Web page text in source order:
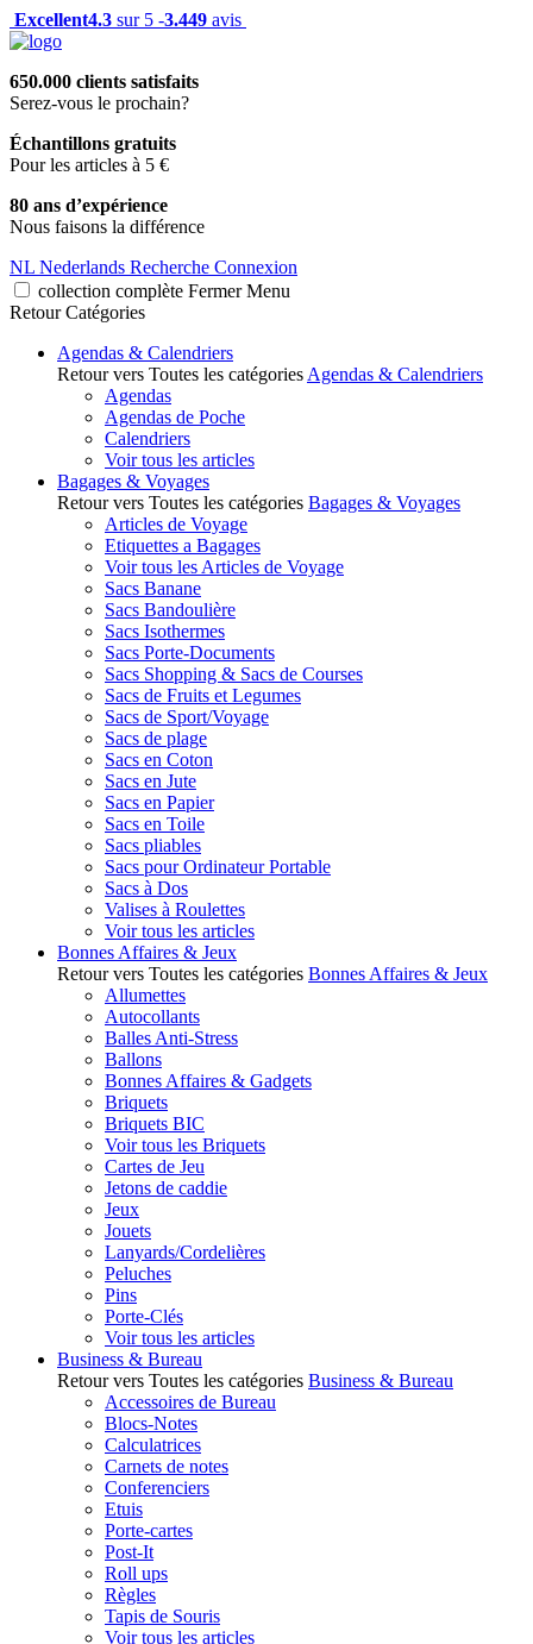
Excellent4.3 sur 5 -3.449 avis
650.000 clients satisfaits
Serez-vous le prochain?
Échantillons gratuits
Pour les articles à 5 €
80 ans d’expérience
Nous faisons la différence
NL Nederlands Recherche Connexion
collection complète Fermer Menu
Retour Catégories
Agendas & Calendriers
Retour vers Toutes les catégories Agendas & Calendriers
Agendas
Agendas de Poche
Calendriers
Voir tous les articles
Bagages & Voyages
Retour vers Toutes les catégories Bagages & Voyages
Articles de Voyage
Etiquettes a Bagages
Voir tous les Articles de Voyage
Sacs Banane
Sacs Bandoulière
Sacs Isothermes
Sacs Porte-Documents
Sacs Shopping & Sacs de Courses
Sacs de Fruits et Legumes
Sacs de Sport/Voyage
Sacs de plage
Sacs en Coton
Sacs en Jute
Sacs en Papier
Sacs en Toile
Sacs pliables
Sacs pour Ordinateur Portable
Sacs à Dos
Valises à Roulettes
Voir tous les articles
Bonnes Affaires & Jeux
Retour vers Toutes les catégories Bonnes Affaires & Jeux
Allumettes
Autocollants
Balles Anti-Stress
Ballons
Bonnes Affaires & Gadgets
Briquets
Briquets BIC
Voir tous les Briquets
Cartes de Jeu
Jetons de caddie
Jeux
Jouets
Lanyards/Cordelières
Peluches
Pins
Porte-Clés
Voir tous les articles
Business & Bureau
Retour vers Toutes les catégories Business & Bureau
Accessoires de Bureau
Blocs-Notes
Calculatrices
Carnets de notes
Conferenciers
Etuis
Porte-cartes
Post-It
Roll ups
Règles
Tapis de Souris
Voir tous les articles